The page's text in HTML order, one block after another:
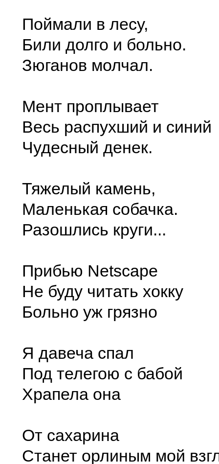
Поймали в лесу,
Били долго и больно.
Зюганов молчал.
Мент проплывает
Весь распухший и синий
Чудесный денек.
Тяжелый камень,
Маленькая собачка.
Разошлись круги...
Прибью Netscape
Не буду читать хокку
Больно уж грязно
Я давеча спал
Под телегою с бабой
Храпела она
От сахарина
Станет орлиным мой